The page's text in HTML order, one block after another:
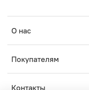
О нас
Покупателям
Контакты